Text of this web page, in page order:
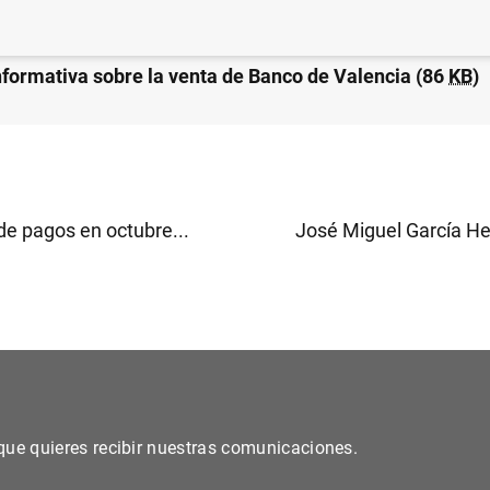
sobre la venta de Banco de Valencia (86 KB)
pagos en octubre... José Miguel García
quieres recibir nuestras comunicaciones.